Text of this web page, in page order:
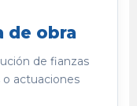
de obra
de fianzas
actuaciones